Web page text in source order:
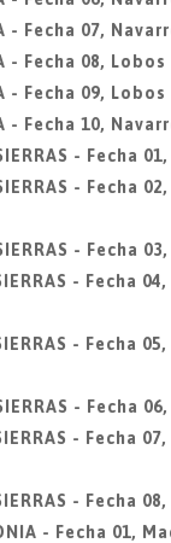
- Fecha 07,
- Fecha 08, Lobos
- Fecha 09, Lobos
- Fecha 10,
- Fecha
- Fecha
- Fecha
- Fecha
- Fecha
- Fecha
- Fecha
- Fecha
- Fecha 01,